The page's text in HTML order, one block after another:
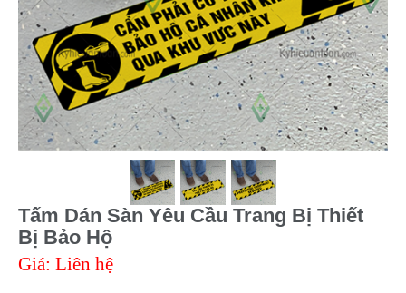
Tấm Dán Sàn Yêu Cầu Trang Bị Thiết
Bị Bảo Hộ
Giá: Liên hệ